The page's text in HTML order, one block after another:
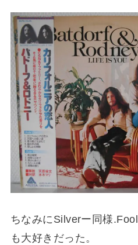
ちなみにSilverー同様
も大好きだった。